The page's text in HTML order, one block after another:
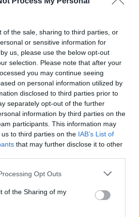
of the sale, sharing to third parties, or
or sensitive information for
us, please use the below opt-out
selection. Please note that after your
you may continue seeing
on personal information utilized by
disclosed to third parties prior to
separately opt-out of the further
information by third parties on the
participants. This information may
to third parties on the IAB’s List of
that may further disclose it to other
Opt Outs
of the Sharing of my
(videos+photos)